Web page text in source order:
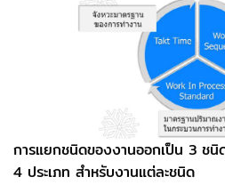
การแยกชนิดของงานออกเป็น 3 ชนิ
4 ประเภท สำหรับงานแต่ละชนิด